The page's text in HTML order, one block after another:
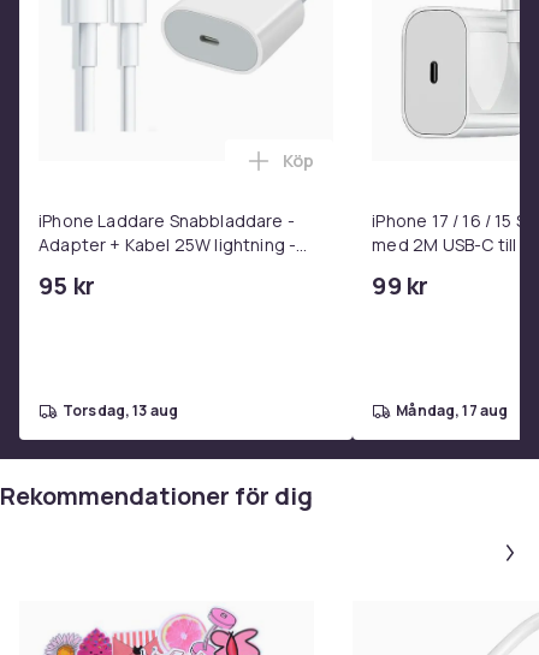
Dessa klistermärken är ett enkelt och vackert sätt att
uttrycka din stil och sprida lite blomsterkänsla i
vardagen.
- Material: PVC
- Storlek per sticker: 5–7 cm
scrapbooking m.m.
Produktsäkerhetsinformation
iPhone Laddare Snabbladdare -
Adapter + Kabel 25W lightning -
95 kr
Lägg till iPhone Laddare
Köp
torsdag, 13 aug
iPhone 17 / 16 / 15
med 2M USB-C till
99 kr
måndag, 17 aug
Rekommendationer för dig